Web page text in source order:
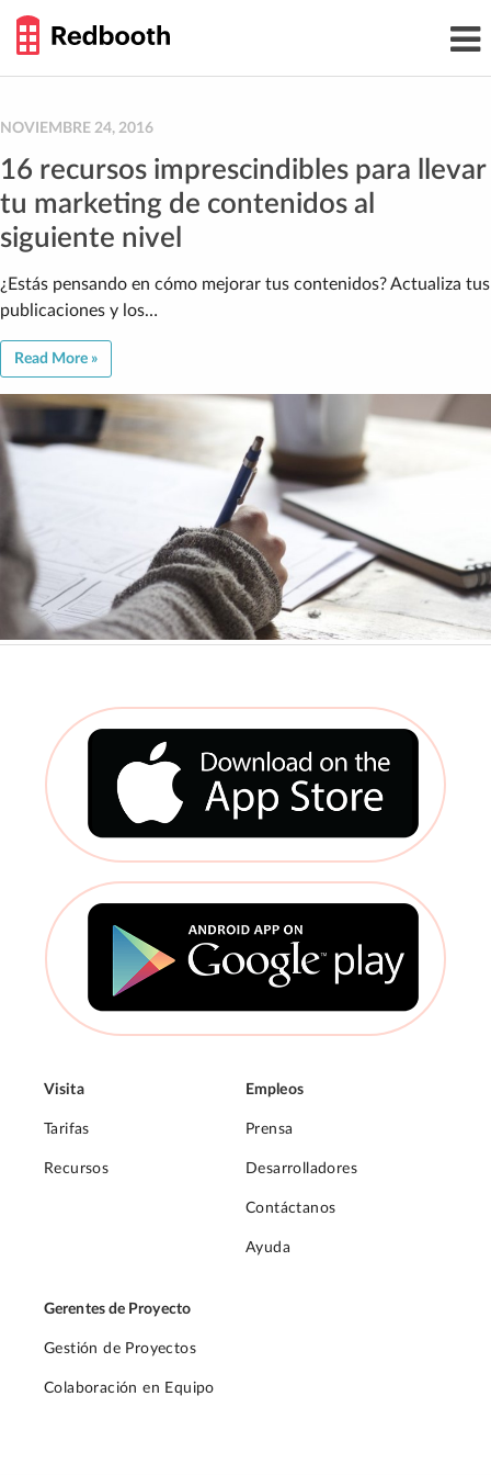
content
GUIDE
NOVIEMBRE 24, 2016
16 recursos imprescindibles para llevar
tu marketing de contenidos al
siguiente nivel
¿Estás pensando en cómo mejorar tus contenidos? Actualiza tus
publicaciones y los…
Read More »
Visita
Tarifas
Recursos
Empleos
Prensa
Desarrolladores
Contáctanos
Ayuda
Gerentes de Proyecto
Gestión de Proyectos
Colaboración en Equipo